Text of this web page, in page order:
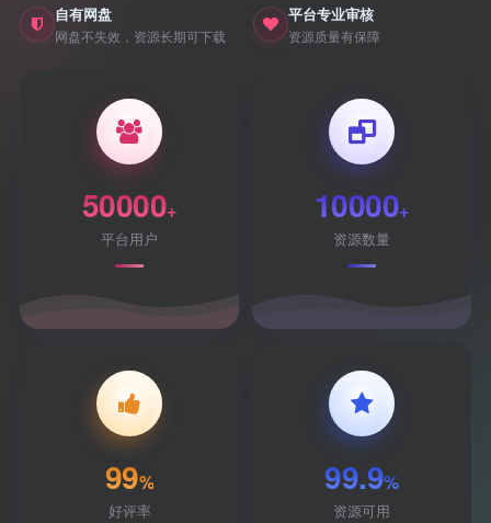
自有网盘
网盘不失效，资源长期可下载
平台专业审核
资源质量有保障
50000+
平台用户
10000+
资源数量
99%
好评率
99.9%
资源可用